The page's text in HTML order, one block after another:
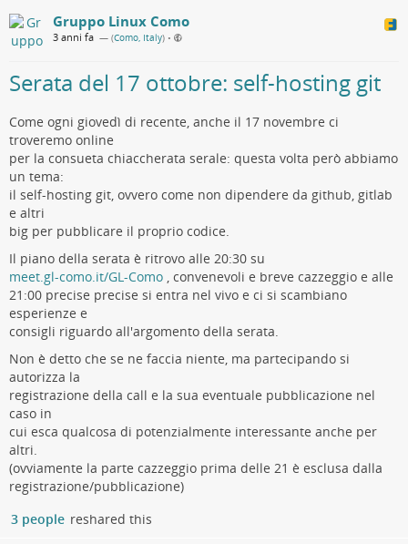
Gruppo Linux Como
3 anni fa — (Como, Italy) •
Serata del 17 ottobre: self-hosting git
Come ogni giovedì di recente, anche il 17 novembre ci
troveremo online
per la consueta chiaccherata serale: questa volta però abbiamo
un tema:
il self-hosting git, ovvero come non dipendere da github, gitlab
e altri
big per pubblicare il proprio codice.
Il piano della serata è ritrovo alle 20:30 su
meet.gl-como.it/GL-Como , convenevoli e breve cazzeggio e alle
21:00 precise precise si entra nel vivo e ci si scambiano
esperienze e
consigli riguardo all'argomento della serata.
Non è detto che se ne faccia niente, ma partecipando si
autorizza la
registrazione della call e la sua eventuale pubblicazione nel
caso in
cui esca qualcosa di potenzialmente interessante anche per
altri.
(ovviamente la parte cazzeggio prima delle 21 è esclusa dalla
registrazione/pubblicazione)
3 people reshared this